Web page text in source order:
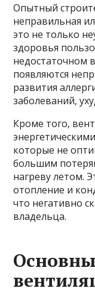
Опытный
неправильная
это не только
здоровья
недостаточном
появляются
развития
заболеваний,
Кроме того,
которые не
большим
нагреву летом.
отопление и
что негативно
владельца.